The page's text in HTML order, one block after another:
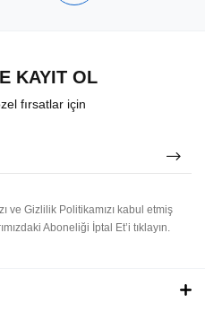
KAYIT OL
fırsatlar için
ve Gizlilik Politikamızı kabul etmiş
Aboneliği İptal Et’i tıklayın.